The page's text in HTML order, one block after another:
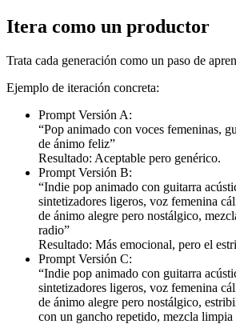
Itera como un productor
Trata cada generación como un paso de
Ejemplo de iteración concreta:
Prompt Versión A:
“Pop animado con voces femeninas,
de ánimo feliz”
Resultado: Aceptable pero genérico.
Prompt Versión B:
“Indie pop animado con guitarra
sintetizadores ligeros, voz femenina
de ánimo alegre pero nostálgico,
radio”
Resultado: Más emocional, pero el
Prompt Versión C:
“Indie pop animado con guitarra
sintetizadores ligeros, voz femenina
de ánimo alegre pero nostálgico,
con un gancho repetido, mezcla limpia